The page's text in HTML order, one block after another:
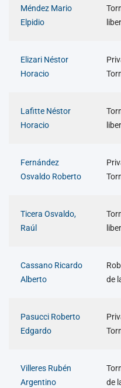
Méndez Mario
Elpidio
Elizari Néstor
Horacio
Lafitte Néstor
Horacio
Fernández
Osvaldo Roberto
Ticera Osvaldo,
Raúl
Cassano Ricardo
Alberto
de
Pasucci Roberto
Edgardo
Villeres Rubén
Argentino
de